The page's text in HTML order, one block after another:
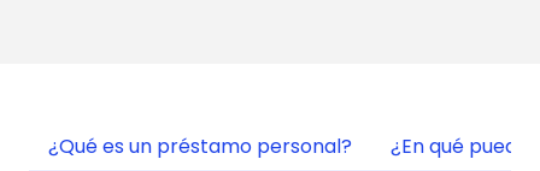
¿Qué es un préstamo personal? ¿En qué